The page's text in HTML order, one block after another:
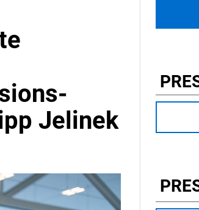
Jelinek